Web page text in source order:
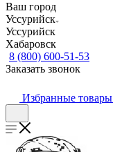
Ваш город
Уссурийск
Уссурийск
Хабаровск
8 (800) 600-51-53
Заказать звонок
Избранные товары